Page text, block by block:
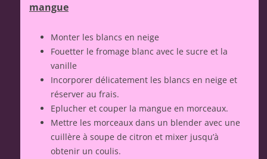
mangue
Monter les blancs en neige
Fouetter le fromage blanc avec le sucre et la
vanille
Incorporer délicatement les blancs en neige et
réserver au frais.
Eplucher et couper la mangue en morceaux.
Mettre les morceaux dans un blender avec une
cuillère à soupe de citron et mixer jusqu’à
obtenir un coulis.